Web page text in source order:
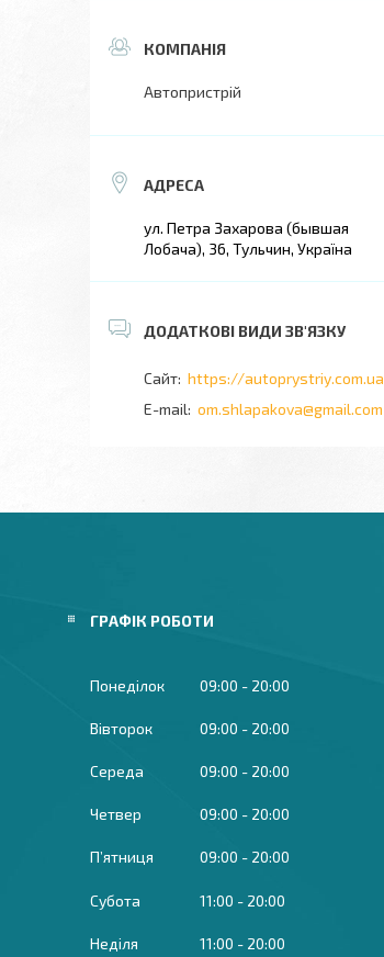
Автопристрій
ул. Петра Захарова (бывшая
Лобача), 36, Тульчин, Україна
https://autoprystriy.com.ua
om.shlapakova@gmail.com
ГРАФІК РОБОТИ
Понеділок 09:00 20:00
Вівторок 09:00 20:00
Середа 09:00 20:00
Четвер 09:00 20:00
Пʼятниця 09:00 20:00
Субота 11:00 20:00
Неділя 11:00 20:00